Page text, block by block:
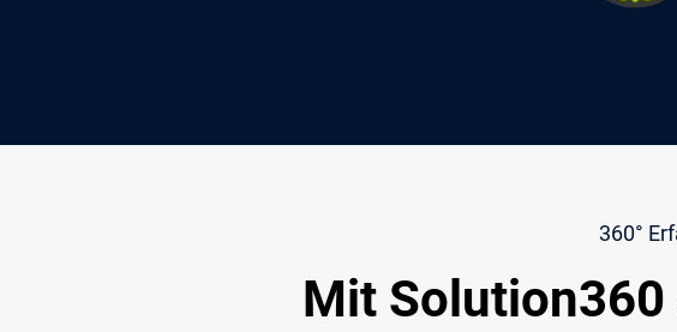
360°
Mit Solution360